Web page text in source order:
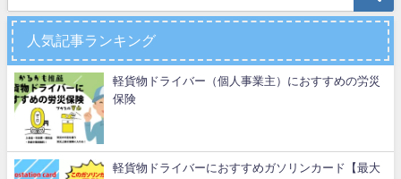
人気記事ランキング
軽貨物ドライバー（個人事業主）におすすめの労災
保険
軽貨物ドライバーにおすすめガソリンカード【最大